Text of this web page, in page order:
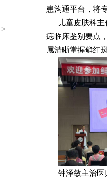
>
患沟通平台，将
儿童皮肤科
痣临床鉴别要点
属清晰掌握鲜红
钟泽敏主治